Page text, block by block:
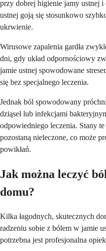
przy dobrej higienie jamy ustnej
ustnej goją się stosunkowo
ukrwienie.
Wirusowe zapalenia gardła
dni, gdy układ odpornościowy
jamie ustnej spowodowane
się bez specjalnego leczenia.
Jednak ból spowodowany
dziąseł lub infekcjami
odpowiedniego leczenia. Stany
pozostaną nieleczone, co może
powikłań.
Jak można leczyć
domu?
Kilka łagodnych, skutecznych
radzeniu sobie z bólem w jamie
potrzebna jest profesjonalna